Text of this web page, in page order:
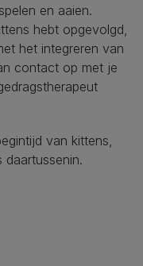
en aaien.
hebt opgevolgd,
het integreren van
contact op met je
van kittens,
daartussenin.